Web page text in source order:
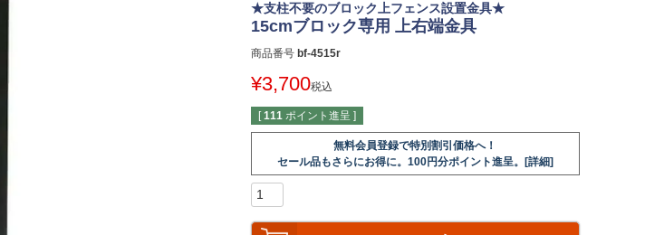
★支柱不要のブロック上フェンス設置金具★
15cmブロック専用 上右端金具
商品番号 bf-4515r
¥3,700税込
[ 111 ポイント進呈 ]
無料会員登録で特別割引価格へ！
セール品もさらにお得に。100円分ポイント進呈。[詳細]